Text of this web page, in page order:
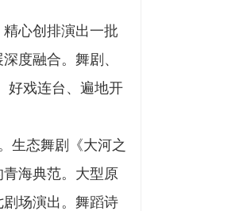
心创排演出一批
度融合。舞剧、
好戏连台、遍地开
生态舞剧《大河之
海典范。大型原
场演出。舞蹈诗